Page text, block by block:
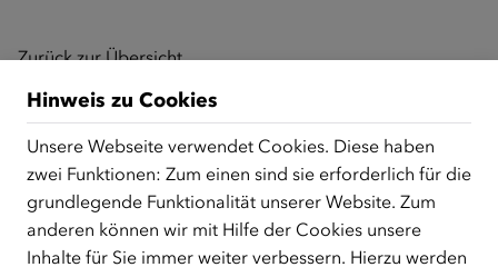
Zurück zur Übersicht
ÜBER UNS
Der Österreichische Integrationsfonds (ÖIF) ist ein Fonds der
Republik Österreich, der Flüchtlinge, subsidiär
Schutzberechtigte, Vertriebene sowie Zuwander/innen als
zentrale Anlaufstelle bei der Integration in Österreich
Hinweis zu Cookies
Unsere Webseite verwendet Cookies. Diese haben
zwei Funktionen: Zum einen sind sie erforderlich für die
grundlegende Funktionalität unserer Website. Zum
anderen können wir mit Hilfe der Cookies unsere
Inhalte für Sie immer weiter verbessern. Hierzu werden